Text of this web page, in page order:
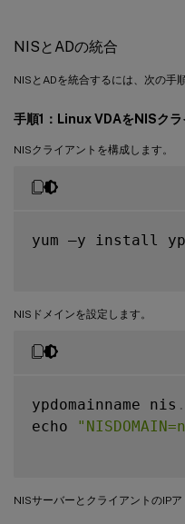
NISとADの統合
NISとADを統合するには、次の手
手順1：Linux VDAをNISクラ
NISクライアントを構成します。
yum –y install
NISドメインを設定します。
ypdomainname nis .
echo
NISサーバーとクライアントのIPア